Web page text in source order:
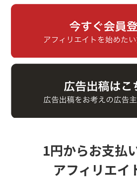
1円からお支払
アフィリエイ